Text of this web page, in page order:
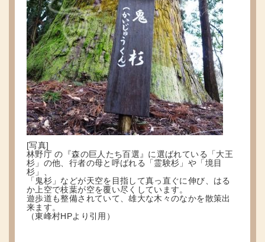
[写真]
林野庁 の『森の巨人たち百選』に選ばれている「大王
杉」の他、行者の母と呼ばれる「霊験杉」や「境目
杉」、
「鬼杉」などが天空を目指して真っ直ぐに伸び、はる
か上空で枝葉が空を覆い尽くしています。
遊歩道も整備されていて、雄大な木々のなかを散策出
来ます。
（東峰村HPより引用）